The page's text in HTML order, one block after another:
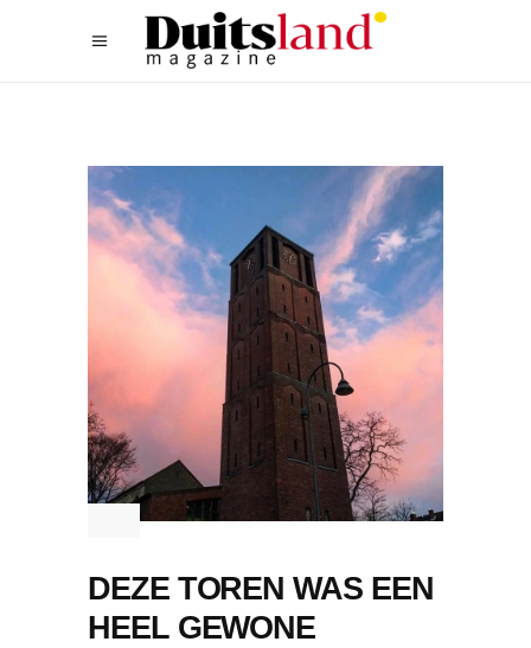
DEZE TOREN WAS EEN
HEEL GEWONE